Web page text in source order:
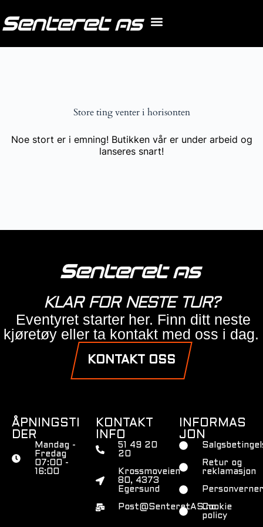
Store ting venter i horisonten
Noe stort er i emning! Butikken vår er under arbeid og
lanseres snart!
KLAR FOR NESTE TUR?
Eventyret starter her. Finn ditt neste
kjøretøy eller ta kontakt med oss i dag.
KONTAKT OSS
ÅPNINGSTI
DER
Mandag -
Fredag
07:00 -
16:00
KONTAKT
INFO
51 49 20
20
Krossmoveien
80, 4373
Egersund
Post@SenteretAS.no
INFORMAS
JON
Retur og
reklamasjon
Cookie
policy